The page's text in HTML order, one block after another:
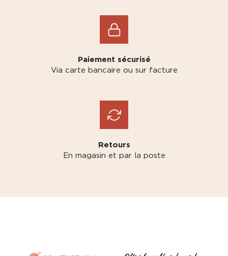
Paiement sécurisé
Via carte bancaire ou sur facture
Retours
En magasin et par la poste